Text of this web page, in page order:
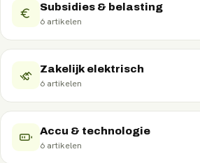
Subsidies & belasting
6 artikelen
Zakelijk elektrisch
6 artikelen
Accu & technologie
6 artikelen